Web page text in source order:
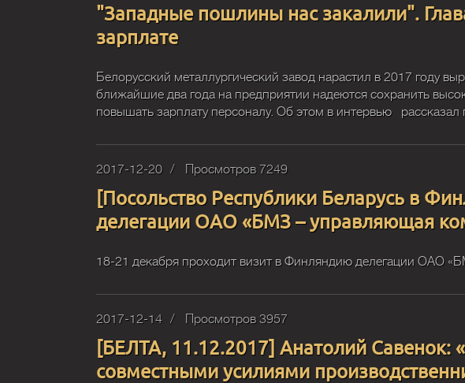
"Западные пошлины нас закалили".
зарплате
Белорусский металлургический завод нарастил в 2017 году
ближайшие два года на предприятии надеются сохранить
повышать зарплату персоналу. Об этом в интервью
2017-12-20 Просмотров 7249
[Посольство Республики Беларусь в
делегации ОАО «БМЗ – управляющая
18-21 декабря проходит визит в Финляндию делегации ОАО
2017-12-14 Просмотров 3957
[БЕЛТА, 11.12.2017] Анатолий Савенок:
совместными усилиями